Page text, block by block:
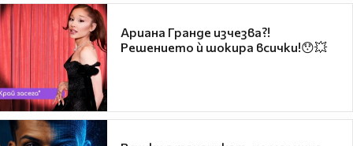
Ариана Гранде изчезва?!
Решението ѝ шокира всички!😯💥